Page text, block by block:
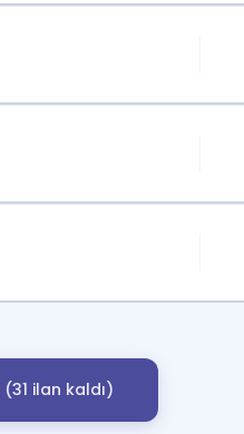
(31 ilan kaldı)